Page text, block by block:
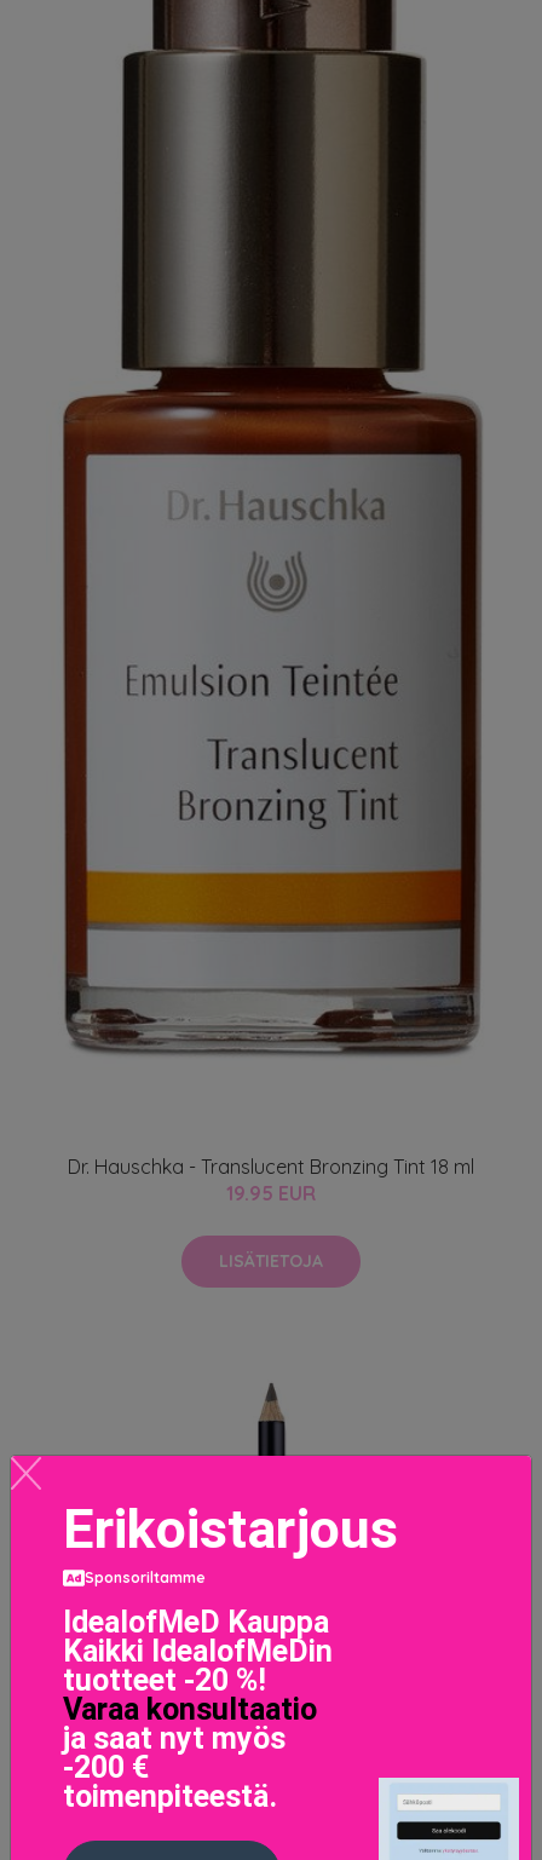
Dr. Hauschka - Translucent Bronzing Tint 18 ml
19.95 EUR
LISÄTIETOJA
Erikoistarjous
Sponsoriltamme
IdealofMeD Kauppa
Kaikki IdealofMeDin
tuotteet -20 %!
Varaa konsultaatio
ja saat nyt myös
-200 €
toimenpiteestä.